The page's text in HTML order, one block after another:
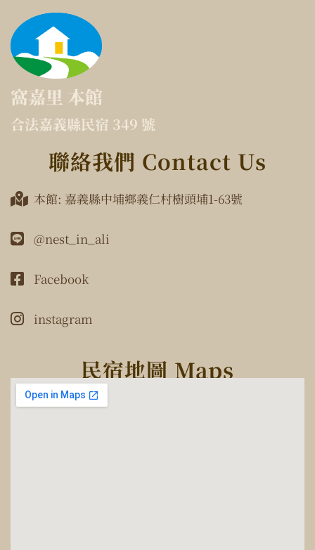
窩嘉里 本館
合法嘉義縣民宿 349 號
聯絡我們 Contact Us
本館: 嘉義縣中埔鄉義仁村樹頭埔1-63號
@nest_in_ali
Facebook
instagram
民宿地圖 Maps